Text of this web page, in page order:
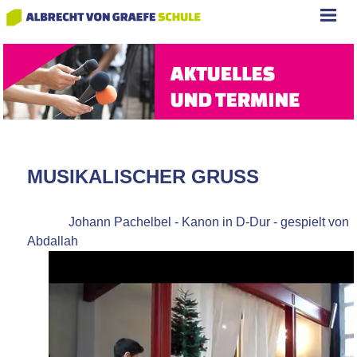
MUSIKALISCHER GRUSS
Johann Pachelbel - Kanon in D-Dur - gespielt von
Abdallah